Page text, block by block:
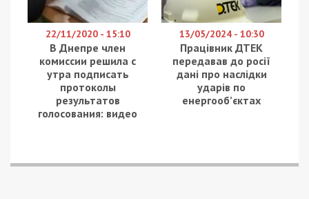
22/11/2020 - 15:10
В Днепре член
комиссии решила с
утра подписать
протоколы
результатов
голосования: видео
13/05/2024 - 10:30
Працівник ДТЕК
передавав до росії
дані про наслідки
ударів по
енергооб’єктах